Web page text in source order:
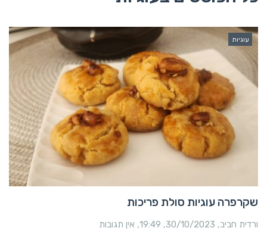
עוגיות
שקרפרה עוגיות סולת פריכות
ורדית חביב 30/10/2023
19:49 אין תגובות